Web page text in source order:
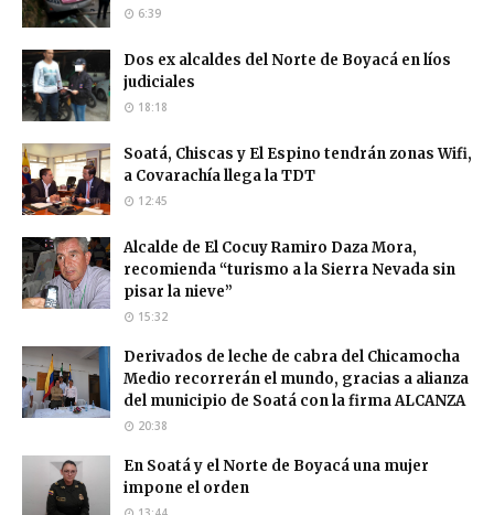
6:39
Dos ex alcaldes del Norte de Boyacá en líos
judiciales
18:18
Soatá, Chiscas y El Espino tendrán zonas Wifi,
a Covarachía llega la TDT
12:45
Alcalde de El Cocuy Ramiro Daza Mora,
recomienda “turismo a la Sierra Nevada sin
pisar la nieve”
15:32
Derivados de leche de cabra del Chicamocha
Medio recorrerán el mundo, gracias a alianza
del municipio de Soatá con la firma ALCANZA
20:38
En Soatá y el Norte de Boyacá una mujer
impone el orden